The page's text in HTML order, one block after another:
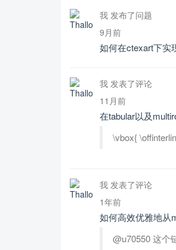
我 发布了问题
9月前
如何在ctexart下实
我 发表了评论
11月前
在tabular以及
\vbox{
我 发表了评论
1年前
如何高效优雅地从
@u70550 这个